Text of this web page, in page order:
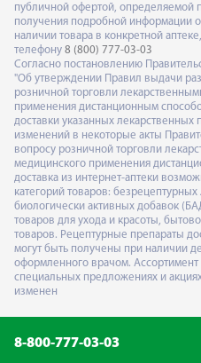
публичной офертой, определяемой
получения подробной информации
наличии товара в конкретной
телефону 8 (800) 777-03-03
Согласно постановлению
"Об утверждении Правил выдачи
розничной торговли
применения дистанционным
доставки указанных
изменений в некоторые акты
вопросу розничной торговли
медицинского применения
доставка из интернет-аптеки
категорий товаров:
биологически активных добавок
товаров для ухода и красоты,
товаров. Рецептурные препараты
могут быть получены при наличии
оформленного врачом. Ассортимент
специальных предложениях и
изменен
8-800-777-03-03